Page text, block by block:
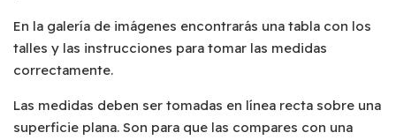
En la galería de imágenes encontrarás una tabla con los
talles y las instrucciones para tomar las medidas
correctamente.
Las medidas deben ser tomadas en línea recta sobre una
superficie plana. Son para que las compares con una